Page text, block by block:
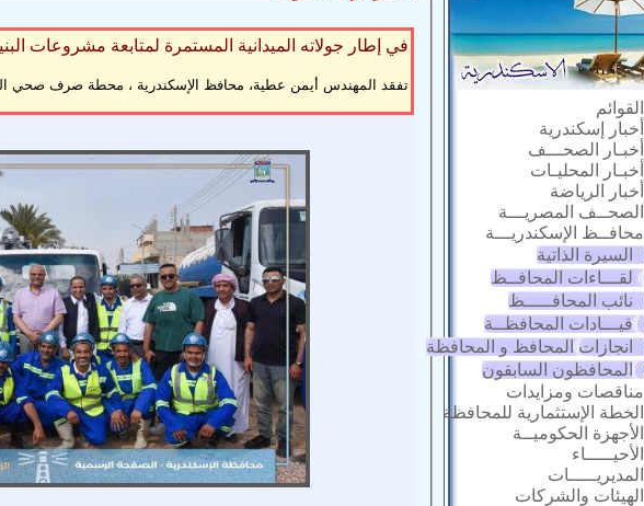
القوائم
أخبار إسكندرية
أخبـار الصحـــف
أخبـار المحليـات
أخبار الرياضة
الصحــف المصريـــة
محافــظ الإسكندريـــة
السيرة الذاتية
لقـــاءات المحافــظ
نائب المحافـــــظ
قيـــادات المحافظــة
انجازات المحافظ و المحافظة
المحافظون السابقون
مناقصات ومزايدات
الخطة الإستثمارية للمحافظة
الأجهزة الحكوميــة
الأحيـــــاء
المديريـــــات
الهيئات والشركات
في إطار جولاته الميدانية المستمرة لمتابعة مشروعات
تفقد المهندس أيمن عطية، محافظ الإسكندرية ، محطة صرف صحي